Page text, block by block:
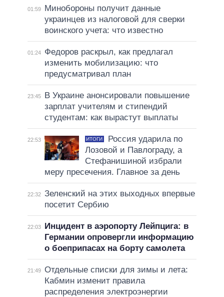
01:59
Минобороны получит данные
украинцев из налоговой для сверки
воинского учета: что известно
01:24
Федоров раскрыл, как предлагал
изменить мобилизацию: что
предусматривал план
23:45
В Украине анонсировали повышение
зарплат учителям и стипендий
студентам: как вырастут выплаты
22:53 ИТОГИ
Россия ударила по
Лозовой и Павлограду, а
Стефанишиной избрали
меру пресечения. Главное за день
22:32 Зеленский на этих выходных впервые
посетит Сербию
22:03
Инцидент в аэропорту Лейпцига: в
Германии опровергли информацию
о боеприпасах на борту самолета
21:49 Отдельные списки для зимы и лета:
Кабмин изменит правила
распределения электроэнергии